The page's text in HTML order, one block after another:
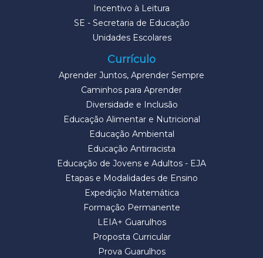
Incentivo à Leitura
SE - Secretaria de Educação
Unidades Escolares
Currículo
Aprender Juntos, Aprender Sempre
Caminhos para Aprender
Diversidade e Inclusão
Educação Alimentar e Nutricional
Educação Ambiental
Educação Antirracista
Educação de Jovens e Adultos - EJA
Etapas e Modalidades de Ensino
Expedição Matemática
Formação Permanente
LEIA+ Guarulhos
Proposta Curricular
Prova Guarulhos